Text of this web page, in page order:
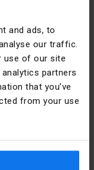
and ads, to
our traffic.
use of our site
partners
that you’ve
from your use